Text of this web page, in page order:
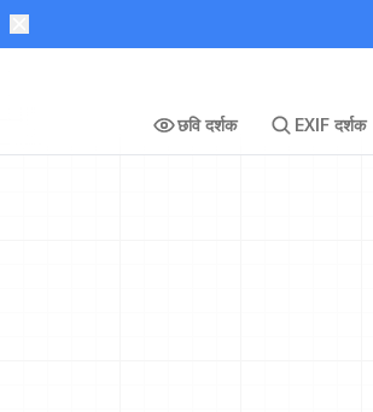
छवि दर्शक EXIF दर्शक